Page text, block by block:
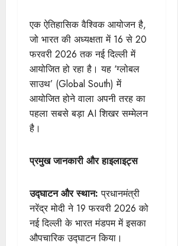
एक ऐतिहासिक वैश्विक आयोजन है,
जो भारत की अध्यक्षता में 16 से 20
फरवरी 2026 तक नई दिल्ली में
आयोजित हो रहा है। यह ‘ग्लोबल
साउथ’ (Global South) में
आयोजित होने वाला अपनी तरह का
पहला सबसे बड़ा AI शिखर सम्मेलन
है।
प्रमुख जानकारी और हाइलाइट्स
उद्घाटन और स्थान: प्रधानमंत्री
नरेंद्र मोदी ने 19 फरवरी 2026 को
नई दिल्ली के भारत मंडपम में इसका
औपचारिक उद्घाटन किया।